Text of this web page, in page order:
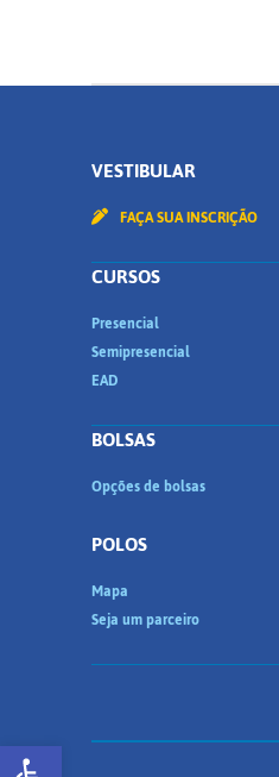
Abrir a barra de
VESTIBULAR
FAÇA SUA INSCRIÇÃO
CURSOS
Presencial
Semipresencial
EAD
BOLSAS
Opções de bolsas
POLOS
Mapa
Seja um parceiro